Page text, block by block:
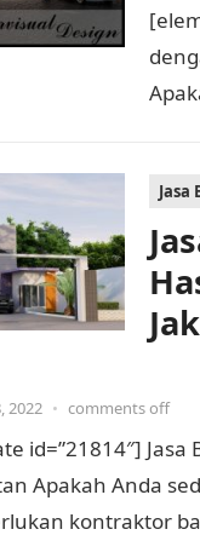
2022 • comments off
id=”21814″]
Apakah Anda
kontraktor